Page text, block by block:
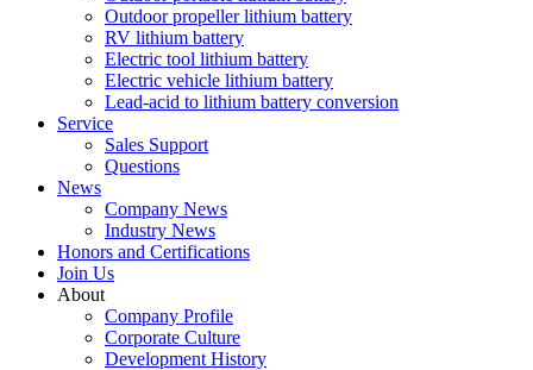
Outdoor propeller lithium battery
RV lithium battery
Electric tool lithium battery
Electric vehicle lithium battery
Lead-acid to lithium battery conversion
Service
Sales Support
Questions
News
Company News
Industry News
Honors and Certifications
Join Us
About
Company Profile
Corporate Culture
Development History